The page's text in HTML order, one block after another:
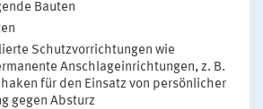
Bauten
Schutzvorrichtungen wie
Anschlageinrichtungen, z. B.
für den Einsatz von persönlicher
gegen Absturz